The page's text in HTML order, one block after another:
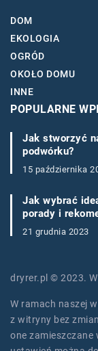
DOM
EKOLOGIA
OGRÓD
OKOŁO DOMU
INNE
POPULARNE
Jak stworzyć
podwórku?
15 października
Jak wybrać
porady i
21 grudnia 2023
dryrer.pl © 2023.
W ramach naszej
z witryny bez
one